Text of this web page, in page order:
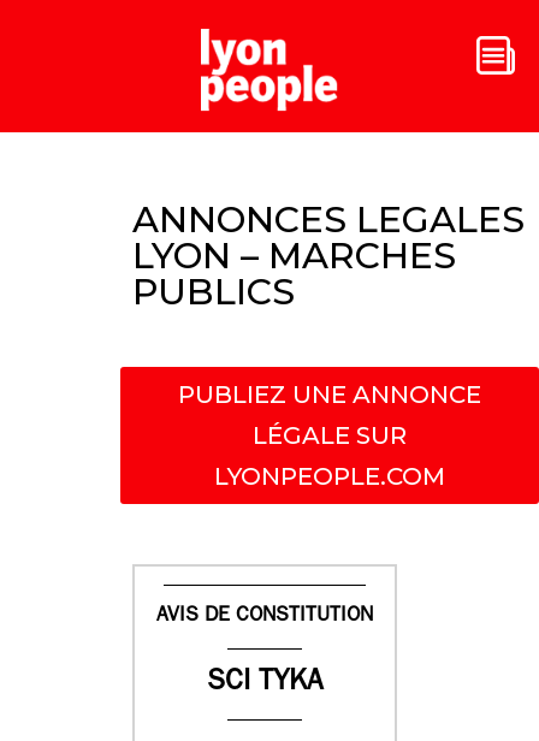
ANNONCES LEGALES
LYON – MARCHES
PUBLICS
PUBLIEZ UNE ANNONCE
LÉGALE SUR
LYONPEOPLE.COM
AVIS DE CONSTITUTION
SCI TYKA